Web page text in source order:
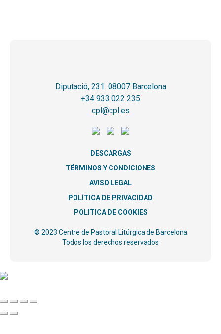
Diputació, 231. 08007 Barcelona
+34 933 022 235
cpl@cpl.es
DESCARGAS
TÉRMINOS Y CONDICIONES
AVISO LEGAL
POLÍTICA DE PRIVACIDAD
POLÍTICA DE COOKIES
© 2023 Centre de Pastoral Litúrgica de Barcelona
Todos los derechos reservados